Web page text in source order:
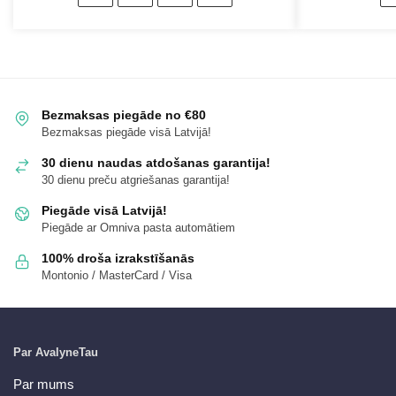
Bezmaksas piegāde no €80
Bezmaksas piegāde visā Latvijā!
30 dienu naudas atdošanas garantija!
30 dienu preču atgriešanas garantija!
Piegāde visā Latvijā!
Piegāde ar Omniva pasta automātiem
100% droša izrakstīšanās
Montonio / MasterCard / Visa
Par AvalyneTau
Par mums